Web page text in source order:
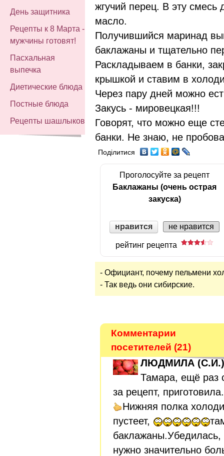
День защитника
Рецепты к 8 Марта -
мужчины готовят!
Пасхальная
выпечка
Диетические блюда
Постные блюда
Рецепты шашлыков
жгучий перец. В эту смесь
масло.
Получившийся маринад
баклажаны и тщательно
Раскладываем в банки,
крышкой и ставим в
Через пару дней можно
Закусь - мировецкая!!!
Говорят, что можно еще
банки. Не знаю, не
Поділитися
Проголосуйте за рецепт
Баклажаны (очень острая
закуска)
нравится не нравится
рейтинг рецепта
- Официант, почему пельмени
- Так ведь они сибирские.
Комментарии
посетителей (21)
ЛЮДМИЛА (C.И.)
Тамара, ещё раз
за рецепт,
Нижняя полка
пустеет,
нужно значительно